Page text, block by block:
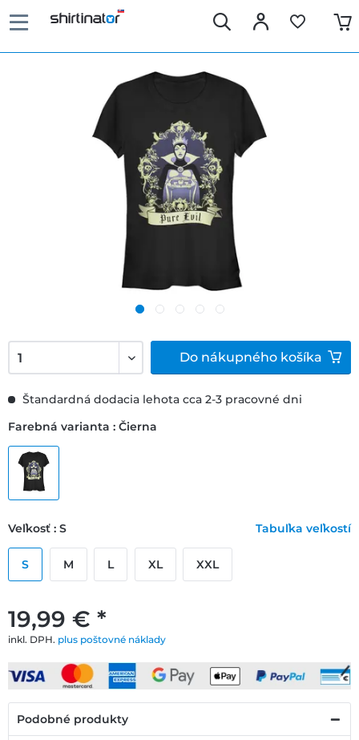
19,99 € *
inkl. DPH. plus poštovné náklady
Štandardná dodacia lehota cca 2-3 pracovné dni
Farebná varianta : Čierna
Veľkosť : S Tabuľka veľkostí
S M L XL XXL
Do nákupného košíka
Podobné produkty